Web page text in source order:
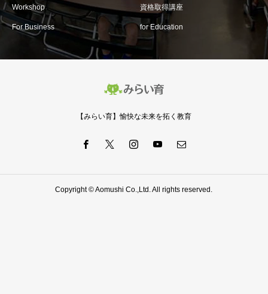
Workshop 資格取得講座
For Business for Education
【みらい育】愉快な未来を拓く教育
Copyright © Aomushi Co.,Ltd. All rights reserved.